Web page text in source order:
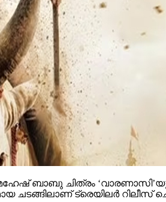
ബാബു ചിത്രം
ചടങ്ങിലാണ് ട്രെയിലര്‍ റിലീസ്